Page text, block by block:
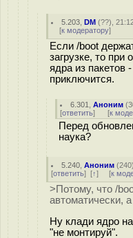
5.203 ,DM (??),
[к модератору]
Если /boot
загрузке, то
ядра из пакетов
приключится.
6.301 ,Аноним (
[ответить] [к
Перед
наука?
5.240 ,Аноним (240
[ответить] [↑] [к
>Потому, что /
автоматически,
Ну клади ядро
"не монтируй".